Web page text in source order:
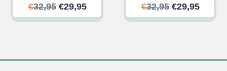
€32,95 Ursprünglicher
Preis
€29,95Aktueller
Preis
€32,95
Preis
€29,95
Preis